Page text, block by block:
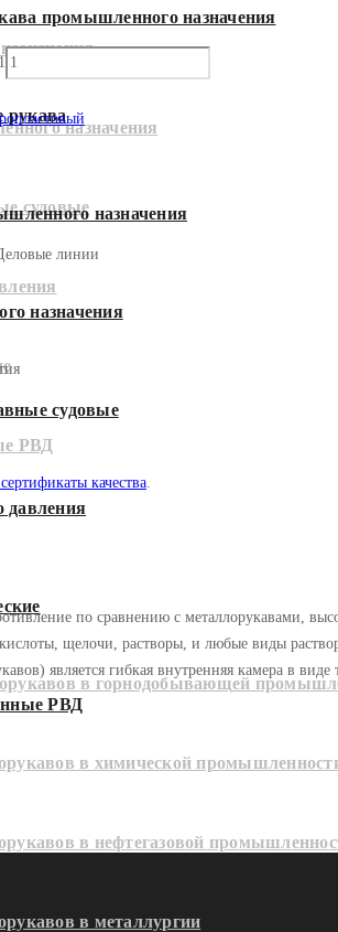
назначения
судовые
РВД
в горнодобывающей
в химической
в нефтегазовой
в металлургии
промышленного назначения
рукава
назначения
назначения
судовые
давления
РВД
линии
качества.
по сравнению с металлорукавами,
щелочи, растворы, и любые виды
является гибкая внутренняя камера в